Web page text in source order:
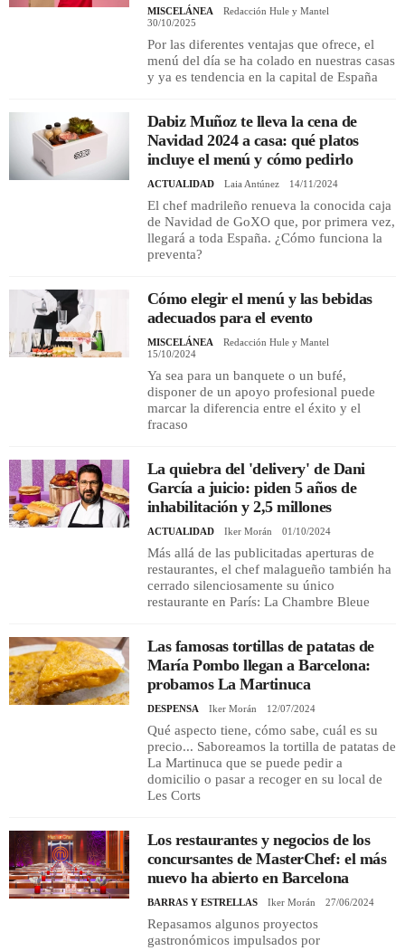
MISCELÁNEA
Redacción Hule y Mantel
30/10/2025
Por las diferentes ventajas que ofrece, el
menú del día se ha colado en nuestras casas
y ya es tendencia en la capital de España
Dabiz Muñoz te lleva la cena de
Navidad 2024 a casa: qué platos
incluye el menú y cómo pedirlo
ACTUALIDAD Laia Antúnez 14/11/2024
El chef madrileño renueva la conocida caja
de Navidad de GoXO que, por primera vez,
llegará a toda España. ¿Cómo funciona la
preventa?
Cómo elegir el menú y las bebidas
adecuados para el evento
MISCELÁNEA
Redacción Hule y Mantel
15/10/2024
Ya sea para un banquete o un bufé,
disponer de un apoyo profesional puede
marcar la diferencia entre el éxito y el
fracaso
La quiebra del 'delivery' de Dani
García a juicio: piden 5 años de
inhabilitación y 2,5 millones
ACTUALIDAD Iker Morán 01/10/2024
Más allá de las publicitadas aperturas de
restaurantes, el chef malagueño también ha
cerrado silenciosamente su único
restaurante en París: La Chambre Bleue
Las famosas tortillas de patatas de
María Pombo llegan a Barcelona:
probamos La Martinuca
DESPENSA Iker Morán 12/07/2024
Qué aspecto tiene, cómo sabe, cuál es su
precio... Saboreamos la tortilla de patatas de
La Martinuca que se puede pedir a
domicilio o pasar a recoger en su local de
Les Corts
Los restaurantes y negocios de los
concursantes de MasterChef: el más
nuevo ha abierto en Barcelona
BARRAS Y ESTRELLAS Iker Morán 27/06/2024
Repasamos algunos proyectos
gastronómicos impulsados por